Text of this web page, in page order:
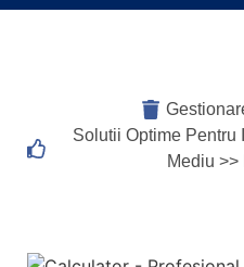
Solutii Optime
Mediu >>